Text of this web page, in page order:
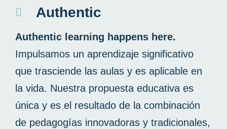
Authentic
Authentic learning happens here.
Impulsamos un aprendizaje significativo
que trasciende las aulas y es aplicable en
la vida. Nuestra propuesta educativa es
única y es el resultado de la combinación
de pedagogías innovadoras y tradicionales,